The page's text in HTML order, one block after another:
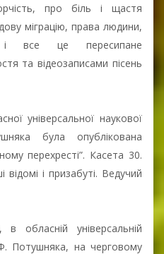
про біль і щастя
міграцію, права людини,
і все це пересипане
та відеозаписами пісень
універсальної наукової
була опублікована
перехресті”. Касета 30.
відомі і призабуті. Ведучий
обласній універсальній
Ф. Потушняка, на черговому